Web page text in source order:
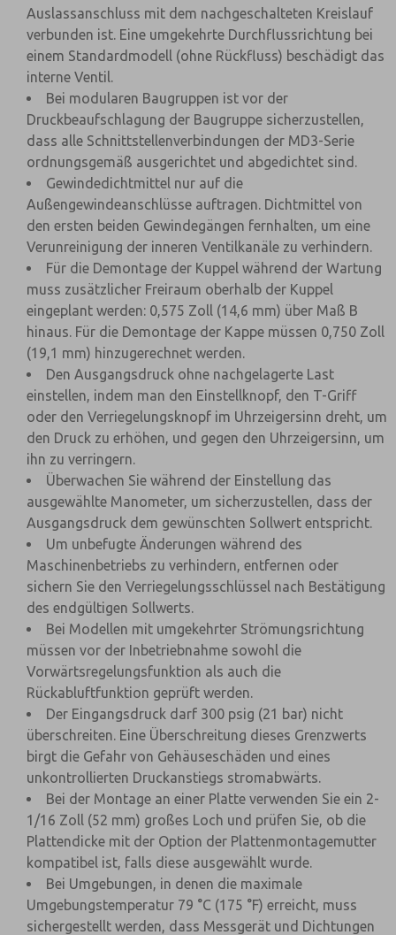
Auslassanschluss mit dem nachgeschalteten Kreislauf
verbunden ist. Eine umgekehrte Durchflussrichtung bei
einem Standardmodell (ohne Rückfluss) beschädigt das
interne Ventil.
Bei modularen Baugruppen ist vor der
Druckbeaufschlagung der Baugruppe sicherzustellen,
dass alle Schnittstellenverbindungen der MD3-Serie
ordnungsgemäß ausgerichtet und abgedichtet sind.
Gewindedichtmittel nur auf die
Außengewindeanschlüsse auftragen. Dichtmittel von
den ersten beiden Gewindegängen fernhalten, um eine
Verunreinigung der inneren Ventilkanäle zu verhindern.
Für die Demontage der Kuppel während der Wartung
muss zusätzlicher Freiraum oberhalb der Kuppel
eingeplant werden: 0,575 Zoll (14,6 mm) über Maß B
hinaus. Für die Demontage der Kappe müssen 0,750 Zoll
(19,1 mm) hinzugerechnet werden.
Den Ausgangsdruck ohne nachgelagerte Last
einstellen, indem man den Einstellknopf, den T-Griff
oder den Verriegelungsknopf im Uhrzeigersinn dreht, um
den Druck zu erhöhen, und gegen den Uhrzeigersinn, um
ihn zu verringern.
Überwachen Sie während der Einstellung das
ausgewählte Manometer, um sicherzustellen, dass der
Ausgangsdruck dem gewünschten Sollwert entspricht.
Um unbefugte Änderungen während des
Maschinenbetriebs zu verhindern, entfernen oder
sichern Sie den Verriegelungsschlüssel nach Bestätigung
des endgültigen Sollwerts.
Bei Modellen mit umgekehrter Strömungsrichtung
müssen vor der Inbetriebnahme sowohl die
Vorwärtsregelungsfunktion als auch die
Rückabluftfunktion geprüft werden.
Der Eingangsdruck darf 300 psig (21 bar) nicht
überschreiten. Eine Überschreitung dieses Grenzwerts
birgt die Gefahr von Gehäuseschäden und eines
unkontrollierten Druckanstiegs stromabwärts.
Bei der Montage an einer Platte verwenden Sie ein 2-
1/16 Zoll (52 mm) großes Loch und prüfen Sie, ob die
Plattendicke mit der Option der Plattenmontagemutter
kompatibel ist, falls diese ausgewählt wurde.
Bei Umgebungen, in denen die maximale
Umgebungstemperatur 79 °C (175 °F) erreicht, muss
sichergestellt werden, dass Messgerät und Dichtungen